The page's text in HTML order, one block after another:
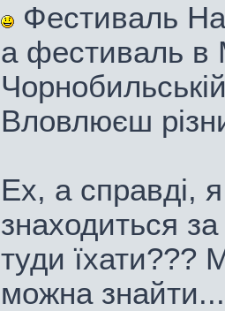
Фестиваль
а фестиваль в
Вловлюєш
Ех, а справді,
знаходиться
туди їхати???
можна